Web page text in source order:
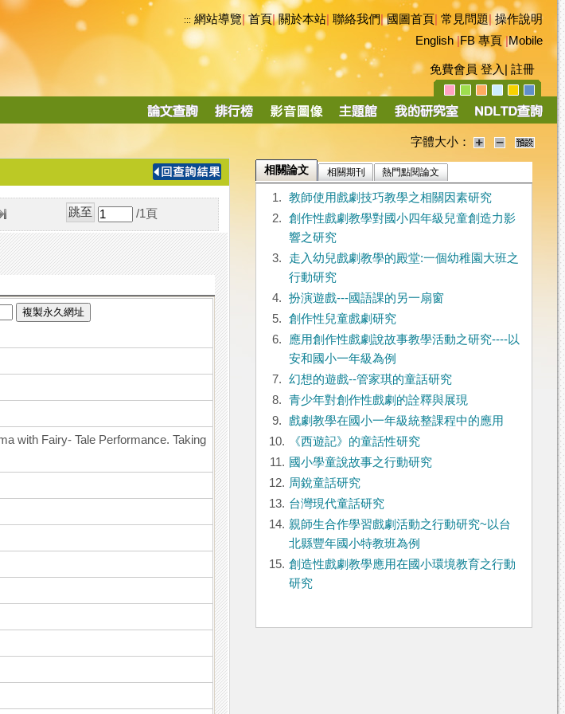
::: 網站導覽|首頁|關於本站 聯絡我們|國圖首頁 常見問題|操作說明
English|FB 專頁|Mobile
免費會員 登入 註冊
導
字體大小：
/1 頁
複製永久網址
with Fairy- Tale Performance. Taking
相關論文 相關期刊 熱門點閱論文
1.
教師使用戲劇技巧教學之相關因素研究
2.
創作性戲劇教學對國小四年級兒童創造力影
響之研究
3.
走入幼兒戲劇教學的殿堂:一個幼稚園大班之
行動研究
4.
扮演遊戲---國語課的另一扇窗
5.
創作性兒童戲劇研究
6.
應用創作性戲劇說故事教學活動之研究----以
安和國小一年級為例
7.
幻想的遊戲--管家琪的童話研究
8.
青少年對創作性戲劇的詮釋與展現
9.
戲劇教學在國小一年級統整課程中的應用
10.
《西遊記》的童話性研究
11. 國小學童說故事之行動研究
12. 周銳童話研究
13. 台灣現代童話研究
14. 親師生合作學習戲劇活動之行動研究~以台
北縣豐年國小特教班為例
15. 創造性戲劇教學應用在國小環境教育之行動
研究